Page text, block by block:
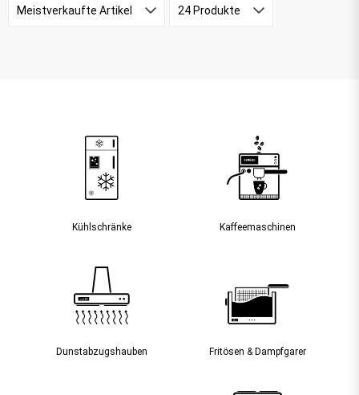
Kühlschränke Kaffee­maschinen
Dunst­abzugs­hauben Fritösen & Dampfgarer